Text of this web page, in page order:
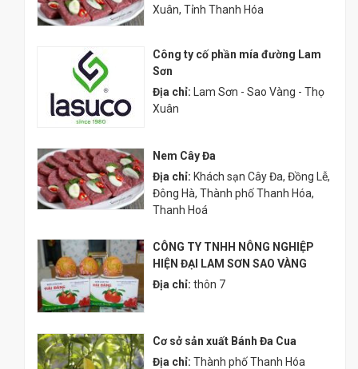
Xuân, Tỉnh Thanh Hóa
Công ty cố phần mía đường Lam
Sơn
Địa chỉ:
Lam Sơn - Sao Vàng - Thọ
Xuân
Nem Cây Đa
Địa chỉ: Khách sạn Cây Đa, Đồng Lễ,
Đông Hà, Thành phố Thanh Hóa,
Thanh Hoá
CÔNG TY TNHH NÔNG NGHIỆP
HIỆN ĐẠI LAM SƠN SAO VÀNG
Địa chỉ: thôn 7
Cơ sở sản xuất Bánh Đa Cua
Địa chỉ: Thành phố Thanh Hóa